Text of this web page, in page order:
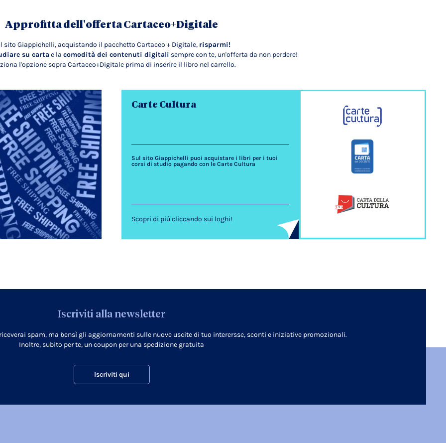
Approfitta dell'offerta Cartaceo+Digitale
sito Giappichelli, acquistando il pacchetto Cartaceo + Digitale, risparmi!
su carta e la comodità dei contenuti digitali sempre con te, un'offerta da non perdere!
l'opzione sopra Cartaceo+Digitale prima di inserire il libro nel carrello.
Carte Cultura
Sul sito Giappichelli puoi acquistare i libri per i tuoi
corsi di studio pagando con le Carte Cultura
Scopri di più cliccando sui loghi!
Iscriviti alla newsletter
spam, ma bensì gli aggiornamenti sulle nuove uscite di tuo interersse, sconti e iniziative promozionali.
Inoltre, subito per te, un coupon per una spedizione gratuita
Iscriviti qui